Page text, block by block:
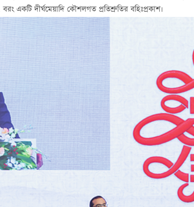
একটি দীর্ঘমেয়াদি কৌশলগত প্রতিশ্রুতির বহিঃপ্রকাশ।